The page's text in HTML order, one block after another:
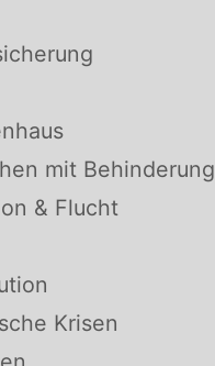
mit Behinderung
& Flucht
Krisen